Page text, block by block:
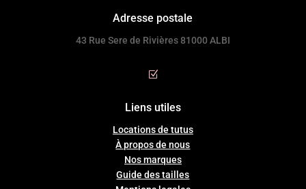
Adresse postale
43 Rue Sere de Rivières 81000 ALBI
Z
Liens utiles
Locations de tutus
À propos de nous
Nos marques
Guidedestailles